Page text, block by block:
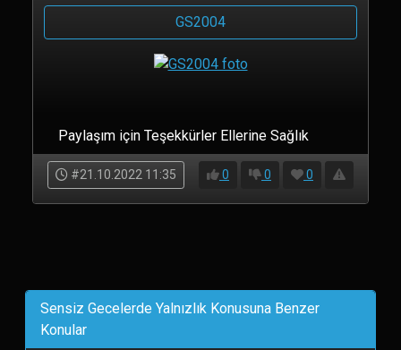
GS2004
Paylaşım için Teşekkürler Ellerine Sağlık
#21.10.2022 11:35 0 0 0
Sensiz Gecelerde Yalnızlık Konusuna Benzer
Konular